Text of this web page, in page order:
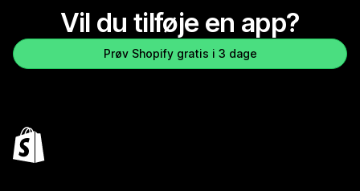
Vil du tilføje en app?
Prøv Shopify gratis i 3 dage